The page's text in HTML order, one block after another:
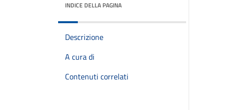
INDICE DELLA PAGINA
Descrizione
A cura di
Contenuti correlati